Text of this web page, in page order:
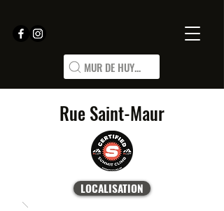
MUR DE HUY...
Rue Saint-Maur
LOCALISATION